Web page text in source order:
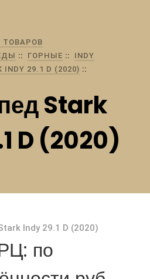
ТОВАРОВ
ГОРНЫЕ
INDY
29.1 D (2020)
Stark
D (2020)
по